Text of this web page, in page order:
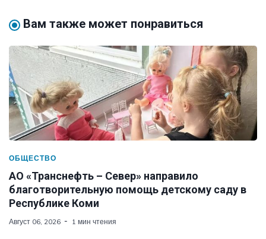
Вам также может понравиться
ОБЩЕСТВО
АО «Транснефть – Север» направило
благотворительную помощь детскому саду в
Республике Коми
Август 06, 2026 1 мин чтения